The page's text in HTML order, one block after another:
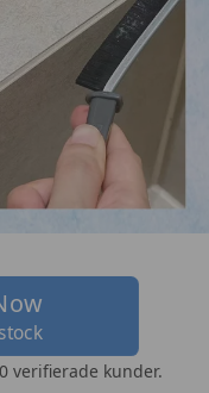
verifierade kunder.